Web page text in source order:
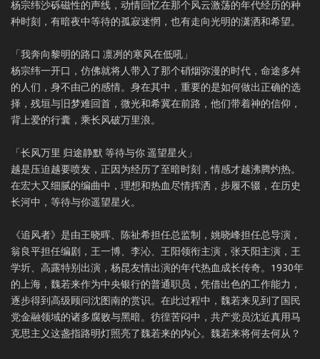
杨宗纬沙砾磁性的声线，动情回忆在那个风云激荡的年代经历的种
种时刻，有暗夜中等待的孤寂迷惘，也有走向光明的潇洒和希望。
「我奔向黎明的路口 凛冽的寒风在低吼」
杨宗纬一开口，仿佛就将人带入了那个硝烟弥漫的时代，命途多舛
的人们，身不由己的感情。身在其中，重要的是如何做出正确的选
择，残垣与旧梦难回首，微光和希冀在前路，他们带着神的信仰，
背上爱的行囊，乘长风破万里浪。
「长风万里 归途静默 等待与你 遥望星火」
越是压迫越要喷发，正因为经历了至暗时刻，情感才越沸腾灼热。
在宏大又细腻的编曲中，理想和热血尽情挥洒，步履不辍，在历史
长河中，等待与你遥望星火。
《追风者》是由王晓晖、陈祉希担任总监制，姚晓峰担任总导演，
翁良平担任编剧，王一博、李沁、王阳领衔主演，张天阳主演，王
学圻、高露特别出演，杨昆友情出演的年代热血成长传奇。1930年
的上海，魏若来作为中央银行的普通职员，凭借出色的工作能力，
逐步得到高级顾问沈图南的赏识。在此过程中，魏若来见到了国民
党金融领域的诸多腐败与黑暗。彷徨苦闷中，共产党员沈近真用马
克思主义这盏指路明灯照亮了魏若来的内心。魏若来将何去何从？